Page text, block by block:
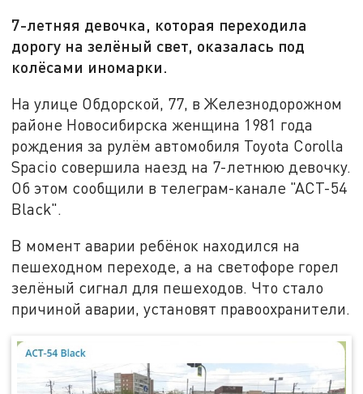
7-летняя девочка, которая переходила
дорогу на зелёный свет, оказалась под
колёсами иномарки.
На улице Обдорской, 77, в Железнодорожном
районе Новосибирска женщина 1981 года
рождения за рулём автомобиля Toyota Corolla
Spacio совершила наезд на 7-летнюю девочку.
Об этом сообщили в телеграм-канале "АСТ-54
Black".
В момент аварии ребёнок находился на
пешеходном переходе, а на светофоре горел
зелёный сигнал для пешеходов. Что cтало
причиной аварии, установят правоохранители.